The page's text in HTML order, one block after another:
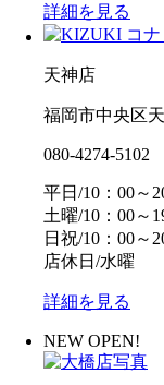
詳細を見る
天神店
福岡市中央区
080-4274-5102
平日/10：00～
土曜/10：00～
日祝/10：00～
店休日/水曜
詳細を見る
NEW OPEN!